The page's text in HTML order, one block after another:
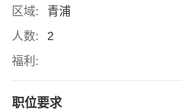
区域:
青浦
人数:
2
福利:
职位要求